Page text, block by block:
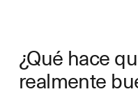
¿Qué hace
realmente